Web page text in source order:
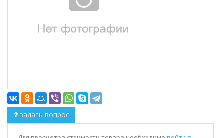
задать вопрос